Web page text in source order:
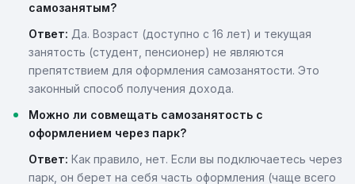
самозанятым?
Ответ: Да. Возраст (доступно с 16 лет) и текущая
занятость (студент, пенсионер) не являются
препятствием для оформления самозанятости. Это
законный способ получения дохода.
Можно ли совмещать самозанятость с
оформлением через парк?
Ответ: Как правило, нет. Если вы подключаетесь через
парк, он берет на себя часть оформления (чаще всего